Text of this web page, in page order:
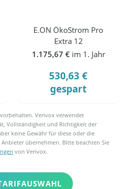
E.ON ÖkoStrom Pro
Extra 12
1.175,67 € im 1. Jahr
530,63 €
gespart
Verivox verwendet
Vollständigkeit und Richtigkeit der
keine Gewähr für diese oder die
übernehmen. Bitte beachten Sie
von Verivox.